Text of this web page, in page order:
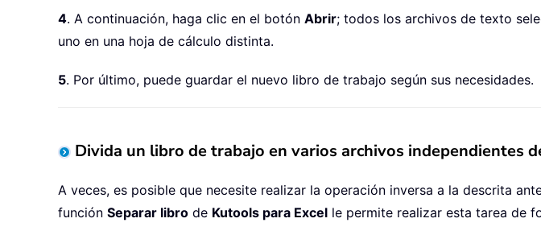
              Tab
:= False, Semicolon:= False, _
              Comma
:=
End With
    Application
.ScreenUpdating = xScreen
Set xTempWb = Nothing
Exit Sub
4. A continuación, haga clic en el botón Abrir; todos los archivos de texto
uno en una hoja de cálculo distinta.
5. Por último, puede guardar el nuevo libro de trabajo según sus necesidades.
Divida un libro de trabajo en varios archivos independientes
A veces, es posible que necesite realizar la operación inversa a la descrita
función Separar libro de Kutools para Excel le permite realizar esta tarea de